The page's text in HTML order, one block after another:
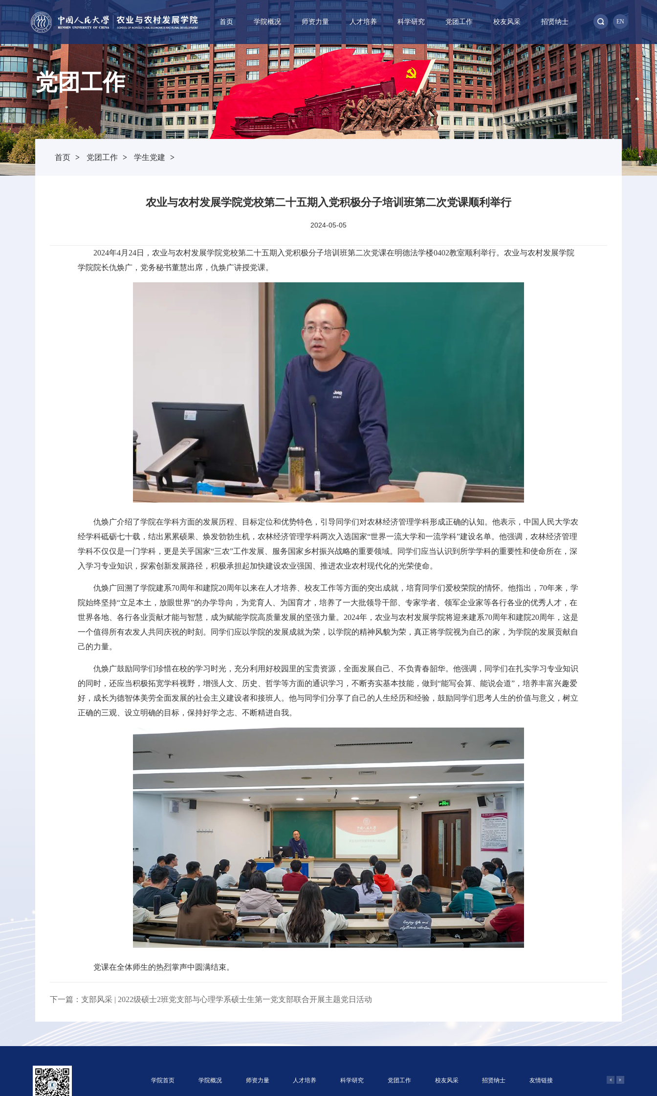
首页 学院概况 师资力量 人才培养 科学研究 党团工作 校友风采 招贤纳士 EN
党团工作
首页 > 党团工作 > 学生党建 >
农业与农村发展学院党校第二十五期入党积极分子培训班第二次党课顺利举行
2024-05-05
2024年4月24日，农业与农村发展学院党校第二十五期入党积极分子培训班第二次党课在明德法学楼0402教室顺利举行。农业与农村发展学院
学院院长仇焕广，党务秘书董慧出席，仇焕广讲授党课。
仇焕广介绍了学院在学科方面的发展历程、目标定位和优势特色，引导同学们对农林经济管理学科形成正确的认知。他表示，中国人民大学农
经学科砥砺七十载，结出累累硕果、焕发勃勃生机，农林经济管理学科两次入选国家“世界一流大学和一流学科”建设名单。他强调，农林经济管理
学科不仅仅是一门学科，更是关乎国家“三农”工作发展、服务国家乡村振兴战略的重要领域。同学们应当认识到所学学科的重要性和使命所在，深
入学习专业知识，探索创新发展路径，积极承担起加快建设农业强国、推进农业农村现代化的光荣使命。
仇焕广回溯了学院建系70周年和建院20周年以来在人才培养、校友工作等方面的突出成就，培育同学们爱校荣院的情怀。他指出，70年来，学
院始终坚持“立足本土，放眼世界”的办学导向，为党育人、为国育才，培养了一大批领导干部、专家学者、领军企业家等各行各业的优秀人才，在
世界各地、各行各业贡献才能与智慧，成为赋能学院高质量发展的坚强力量。2024年，农业与农村发展学院将迎来建系70周年和建院20周年，这是
一个值得所有农发人共同庆祝的时刻。同学们应以学院的发展成就为荣，以学院的精神风貌为荣，真正将学院视为自己的家，为学院的发展贡献自
己的力量。
仇焕广鼓励同学们珍惜在校的学习时光，充分利用好校园里的宝贵资源，全面发展自己、不负青春韶华。他强调，同学们在扎实学习专业知识
的同时，还应当积极拓宽学科视野，增强人文、历史、哲学等方面的通识学习，不断夯实基本技能，做到“能写会算、能说会道”，培养丰富兴趣爱
好，成长为德智体美劳全面发展的社会主义建设者和接班人。他与同学们分享了自己的人生经历和经验，鼓励同学们思考人生的价值与意义，树立
正确的三观、设立明确的目标，保持好学之志、不断精进自我。
党课在全体师生的热烈掌声中圆满结束。
下一篇：支部风采 | 2022级硕士2班党支部与心理学系硕士生第一党支部联合开展主题党日活动
学院首页 学院概况 师资力量 人才培养 科学研究 党团工作 校友风采 招贤纳士 友情链接